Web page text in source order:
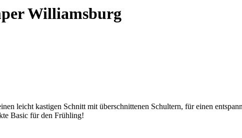
Williamsburg
kastigen Schnitt mit überschnittenen Schultern, für einen
Basic für den Frühling!